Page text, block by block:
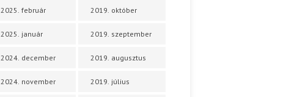
2025. február
2025. január
2024. december
2024. november
2019. október
2019. szeptember
2019. augusztus
2019. július